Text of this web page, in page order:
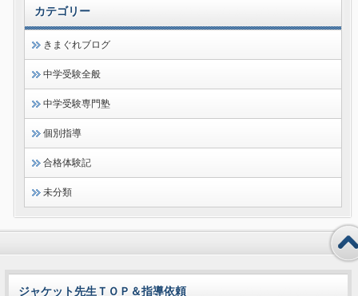
カテゴリー
きまぐれブログ
中学受験全般
中学受験専門塾
個別指導
合格体験記
未分類
ジャケット先生ＴＯＰ＆指導依頼